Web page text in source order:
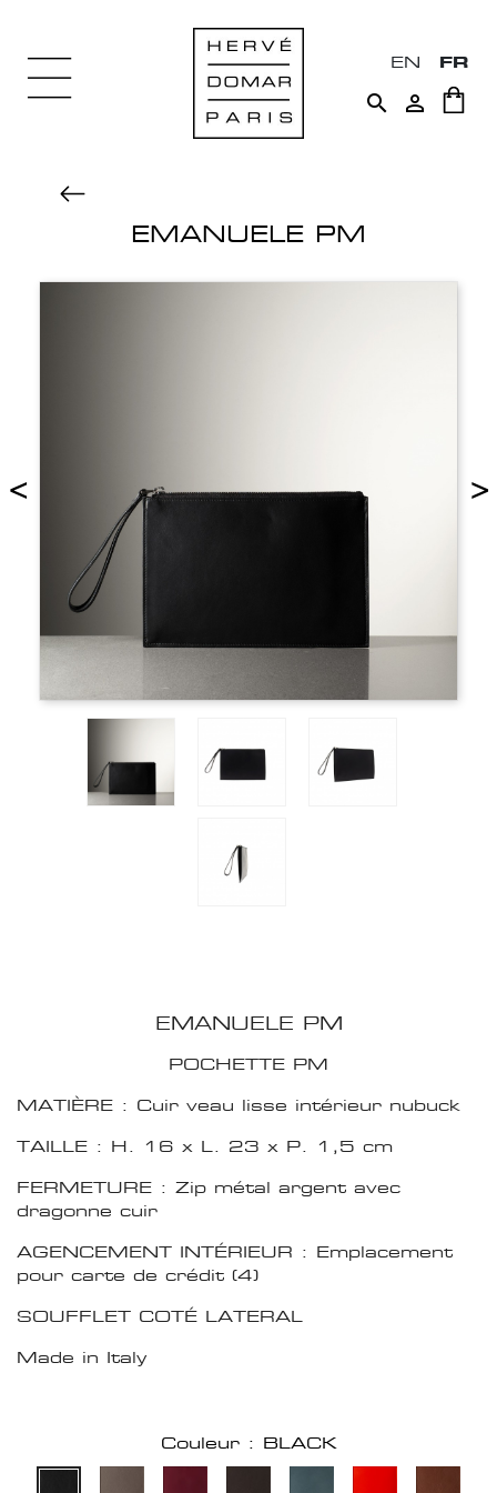
EN FR
 
EMANUELE PM
< >
EMANUELE PM
POCHETTE PM
MATIÈRE : Cuir veau lisse intérieur nubuck
TAILLE : H. 16 x L. 23 x P. 1,5 cm
FERMETURE : Zip métal argent avec
dragonne cuir
AGENCEMENT INTÉRIEUR : Emplacement
pour carte de crédit (4)
SOUFFLET COTÉ LATERAL
Made in Italy
Couleur : BLACK